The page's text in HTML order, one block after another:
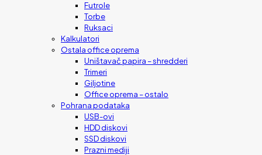
Futrole
Torbe
Ruksaci
Kalkulatori
Ostala office oprema
Uništavač papira – shredderi
Trimeri
Giljotine
Office oprema – ostalo
Pohrana podataka
USB-ovi
HDD diskovi
SSD diskovi
Prazni mediji